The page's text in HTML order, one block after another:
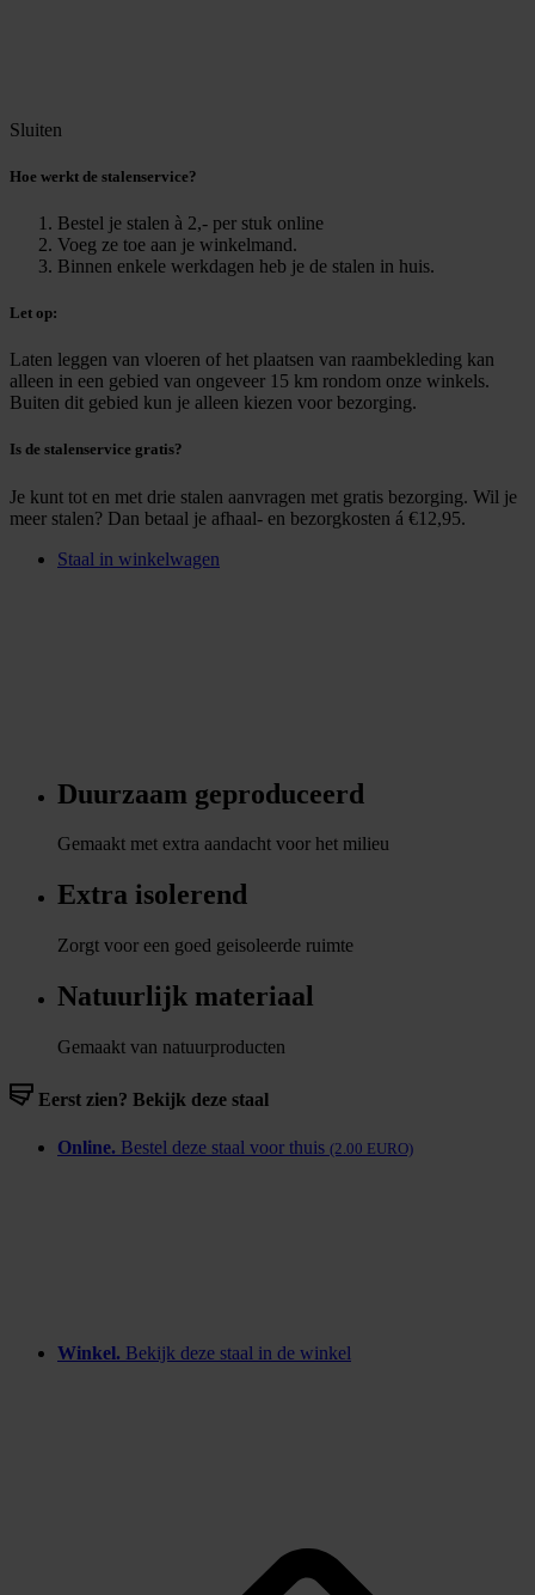
Sluiten
Hoe werkt de stalenservice?
Bestel je stalen à 2,- per stuk online
Voeg ze toe aan je winkelmand.
Binnen enkele werkdagen heb je de stalen in huis.
Let op:
Laten leggen van vloeren of het plaatsen van raambekleding kan
alleen in een gebied van ongeveer 15 km rondom onze winkels.
Buiten dit gebied kun je alleen kiezen voor bezorging.
Is de stalenservice gratis?
Je kunt tot en met drie stalen aanvragen met gratis bezorging. Wil je
meer stalen? Dan betaal je afhaal- en bezorgkosten á €12,95.
Staal in winkelwagen
Duurzaam geproduceerd
Gemaakt met extra aandacht voor het milieu
Extra isolerend
Zorgt voor een goed geisoleerde ruimte
Natuurlijk materiaal
Gemaakt van natuurproducten
Eerst zien? Bekijk deze staal
Online. Bestel deze staal voor thuis (2.00 EURO)
Winkel. Bekijk deze staal in de winkel